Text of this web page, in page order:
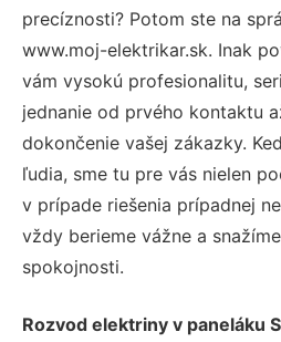
precíznosti? Potom ste na
www.moj-elektrikar.sk. Inak
vám vysokú profesionalitu,
jednanie od prvého kontaktu
dokončenie vašej zákazky.
ľudia, sme tu pre vás nielen
v prípade riešenia prípadnej
vždy berieme vážne a
spokojnosti.
Rozvod elektriny v paneláku